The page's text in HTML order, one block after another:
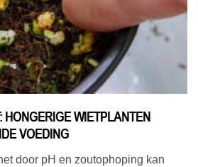
HONGERIGE WIETPLANTEN
VOEDING
door pH en zoutophoping kan